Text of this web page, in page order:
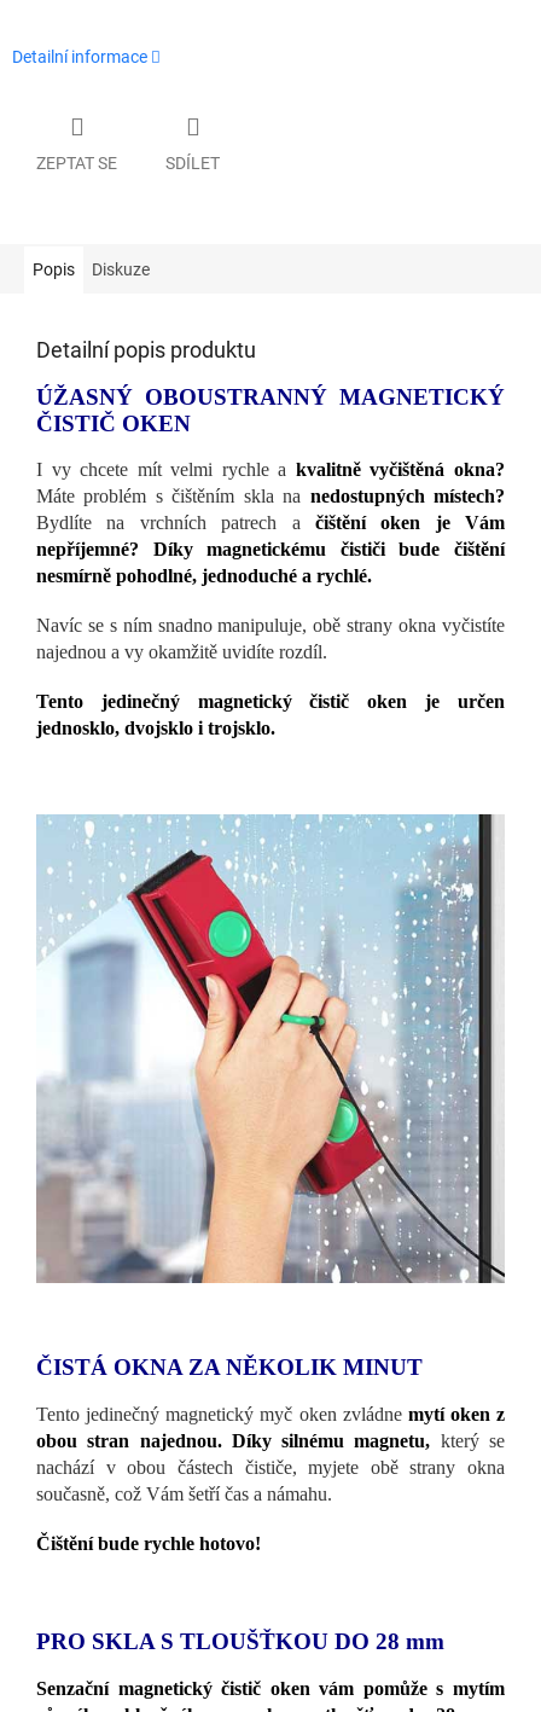
Detailní informace
ZEPTAT SE SDÍLET
Popis Diskuze
Detailní popis produktu
ÚŽASNÝ OBOUSTRANNÝ MAGNETICKÝ
ČISTIČ OKEN
I vy chcete mít velmi rychle a kvalitně vyčištěná okna?
Máte problém s čištěním skla na nedostupných místech?
Bydlíte na vrchních patrech a čištění oken je Vám
nepříjemné? Díky magnetickému čističi bude čištění
nesmírně pohodlné, jednoduché a rychlé.
Navíc se s ním snadno manipuluje, obě strany okna vyčistíte
najednou a vy okamžitě uvidíte rozdíl.
Tento jedinečný magnetický čistič oken je určen
jednosklo, dvojsklo i trojsklo.
ČISTÁ OKNA ZA NĚKOLIK MINUT
Tento jedinečný magnetický myč oken zvládne mytí oken z
obou stran najednou. Díky silnému magnetu, který se
nachází v obou částech čističe, myjete obě strany okna
současně, což Vám šetří čas a námahu.
Čištění bude rychle hotovo!
PRO SKLA S TLOUŠŤKOU DO 28 mm
Senzační magnetický čistič oken vám pomůže s mytím